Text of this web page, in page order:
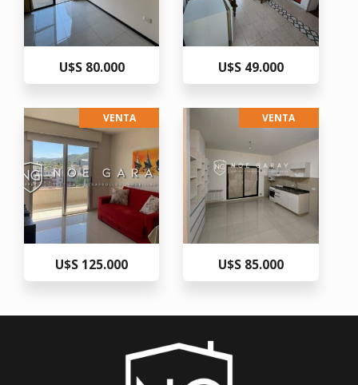
U$S 80.000 U$S 49.000
VENTA
U$S 125.000
VENTA
U$S 85.000